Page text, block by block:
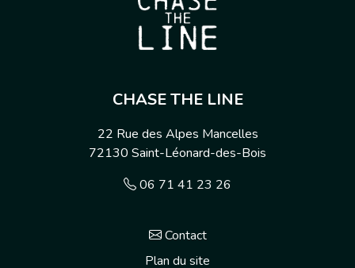
CHASE THE LINE
22 Rue des Alpes Mancelles
72130 Saint-Léonard-des-Bois
06 71 41 23 26
Contact
Plan du site